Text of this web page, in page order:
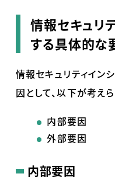
情報セキュリ
する具体的な
情報セキュリティイン
因として、以下が考えら
内部要因
外部要因
内部要因